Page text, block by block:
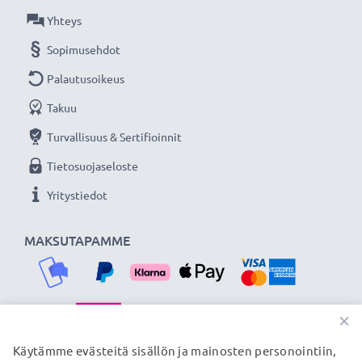
★ 3 vuoden takuu ★
Olemme vuonna 2004 perustettu kansainvälinen
verkkokauppa, joka tarjoaa laadukkaita tuotteita, ja
siksi tarjoamme 36 kuukauden takuun!
MAKSUTAPAMME
Yhteys
Sopimusehdot
Palautusoikeus
Takuu
Turvallisuus & Sertifioinnit
Tietosuojaseloste
Yritystiedot
TOIMITUSKUMPPANIMME
×
Käytämme evästeitä sisällön ja mainosten personointiin,